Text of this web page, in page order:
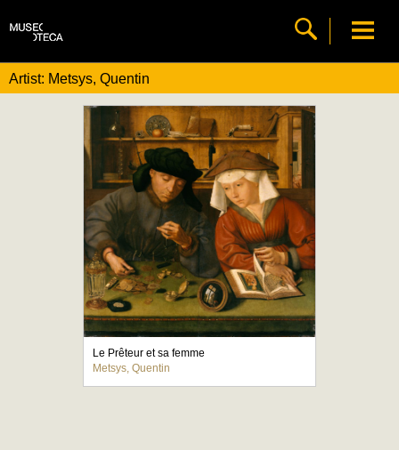
Artist: Metsys, Quentin
Le Prêteur et sa femme
Metsys, Quentin